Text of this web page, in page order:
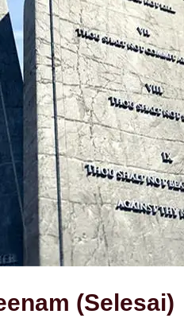
(Selesai)